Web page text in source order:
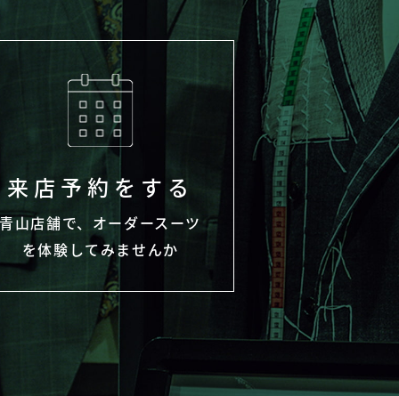
来店予約をする
青山店舗で、オーダースーツ
を体験してみませんか